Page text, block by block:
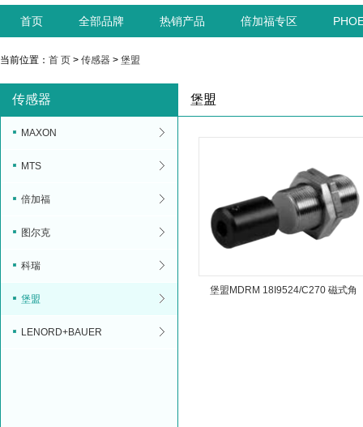
首页 全部品牌 热销产品 倍加福专区
当前位置： 首 页 > 传感器 > 堡盟
传感器
MAXON
MTS
倍加福
图尔克
科瑞
堡盟
LENORD+BAUER
堡盟
堡盟MDRM 18I9524/C270 磁式角